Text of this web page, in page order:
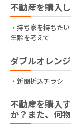
不動産を購入
・持ち家を持ちた
年齢を考えて
ダブルオレン
・新聞折込チラシ
不動産を購入
か？また、何